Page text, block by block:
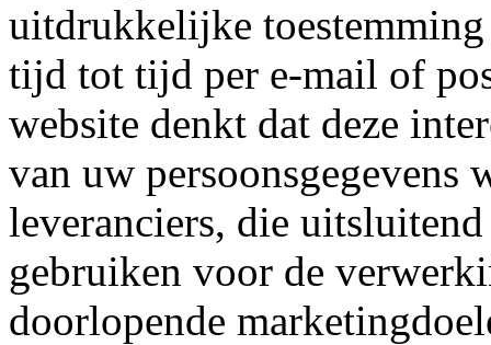
uitdrukkelijke
tijd tot tijd per e-mail of
website denkt dat deze
van uw persoonsgegevens
leveranciers, die
gebruiken voor de
doorlopende